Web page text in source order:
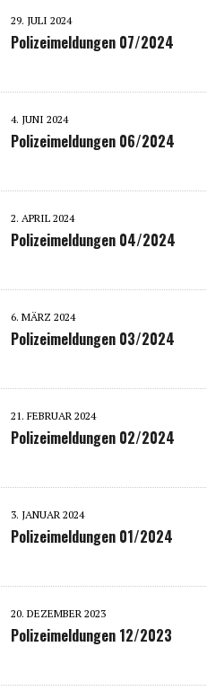
29. JULI 2024
Polizeimeldungen 07/2024
4. JUNI 2024
Polizeimeldungen 06/2024
2. APRIL 2024
Polizeimeldungen 04/2024
6. MÄRZ 2024
Polizeimeldungen 03/2024
21. FEBRUAR 2024
Polizeimeldungen 02/2024
3. JANUAR 2024
Polizeimeldungen 01/2024
20. DEZEMBER 2023
Polizeimeldungen 12/2023